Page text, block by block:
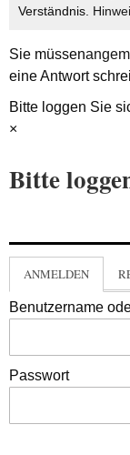
Verständnis.
Sie müssen
eine Antwort
Bitte loggen Sie
×
Bitte
ANMELDEN
Benutzername
Passwort